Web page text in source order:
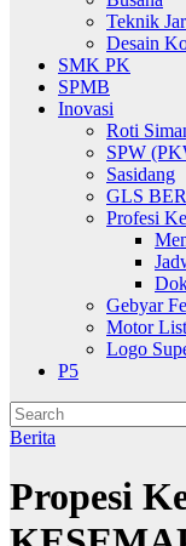
Teknik
Desain
SMK PK
SPMB
Inovasi
Roti
SPW
Sasidang
GLS
Profesi
Gebyar
Motor
Logo
P5
Berita
Propesi